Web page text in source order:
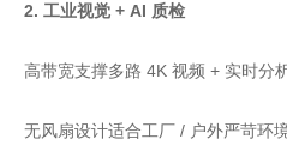
2. 工业视觉 + AI 质检
高带宽支撑多路 4K 视频 + 实时分
无风扇设计适合工厂 / 户外严苛环